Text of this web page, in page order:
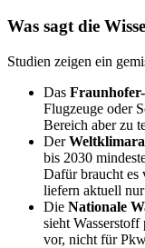
Was sagt die
Studien zeigen ein
Das
Flugzeuge oder
Bereich aber zu
Der
bis 2030
Dafür braucht es
liefern aktuell
Die Nationale
sieht
vor, nicht für